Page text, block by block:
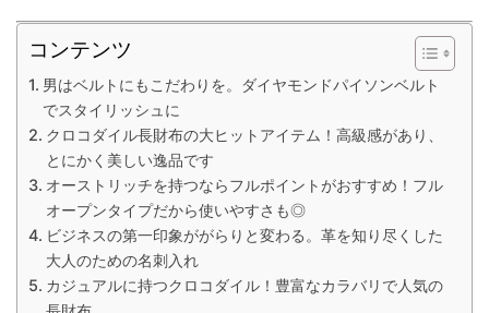
コンテンツ
男はベルトにもこだわりを。ダイヤモンドパイソンベルト
でスタイリッシュに
クロコダイル長財布の大ヒットアイテム！高級感があり、
とにかく美しい逸品です
オーストリッチを持つならフルポイントがおすすめ！フル
オープンタイプだから使いやすさも◎
ビジネスの第一印象ががらりと変わる。革を知り尽くした
大人のための名刺入れ
カジュアルに持つクロコダイル！豊富なカラバリで人気の